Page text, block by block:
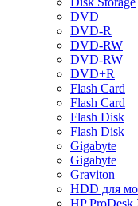
DVD
DVD-R
DVD-RW
DVD-RW
DVD+R
Flash Card
Flash Card
Flash Disk
Flash Disk
Gigabyte
Gigabyte
Graviton
HDD для
HP ProDesk